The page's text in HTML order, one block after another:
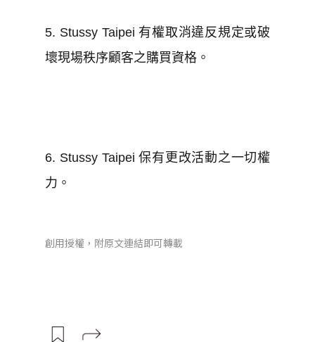
5. Stussy Taipei 有權取消違反規定或破
壞現場秩序顧客之購買資格。
6. Stussy Taipei 保有更改活動之一切權
力。
創用授權，附原文連結即可轉載